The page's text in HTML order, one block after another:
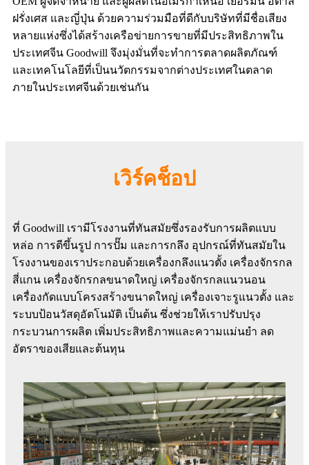
ฝรั่งเศส และญี่ปุ่น ด้วยความร่วมมือที่ดีกับบริษัทที่มีชื่อเสียง
หลายแห่งซึ่งได้สร้างเครือข่ายการขายที่มีประสิทธิภาพใน
ประเทศจีน Goodwill จึงมุ่งมั่นที่จะทำการตลาดผลิตภัณฑ์
และเทคโนโลยีที่เป็นนวัตกรรมจากต่างประเทศในตลาด
ภายในประเทศจีนด้วยเช่นกัน
เวิร์คช็อป
ที่ Goodwill เรามีโรงงานที่ทันสมัยซึ่งรองรับการผลิตแบบ
หล่อ การตีขึ้นรูป การปั๊ม และการกลึง อุปกรณ์ที่ทันสมัยใน
โรงงานของเราประกอบด้วยเครื่องกลึงแนวตั้ง เครื่องจักรกล
สี่แกน เครื่องจักรกลขนาดใหญ่ เครื่องจักรกลแนวนอน
เครื่องกัดแบบโครงสร้างขนาดใหญ่ เครื่องเจาะรูแนวตั้ง และ
ระบบป้อนวัสดุอัตโนมัติ เป็นต้น ซึ่งช่วยให้เราปรับปรุง
กระบวนการผลิต เพิ่มประสิทธิภาพและความแม่นยำ ลด
อัตราของเสียและต้นทุน